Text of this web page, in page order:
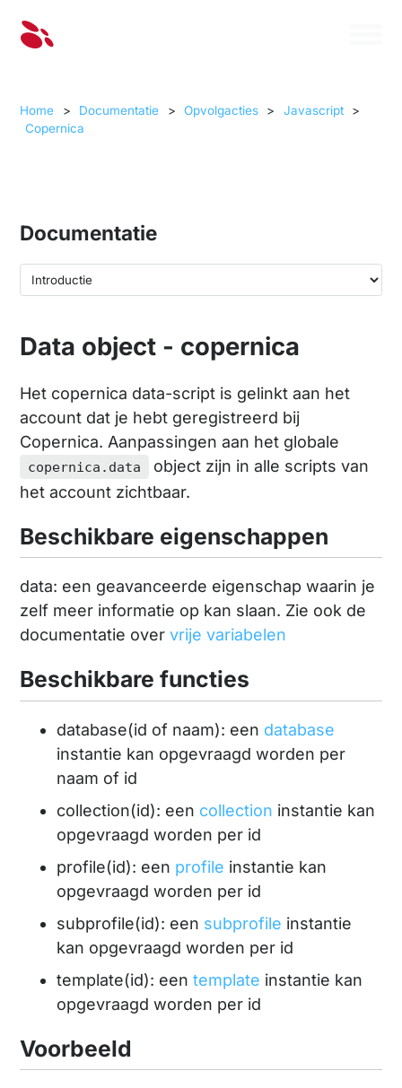
Home > Documentatie > Opvolgacties > Javascript
>
Copernica
Documentatie
Data object - copernica
Het copernica data-script is gelinkt aan het
account dat je hebt geregistreerd bij
Copernica. Aanpassingen aan het globale
copernica.data
object zijn in alle scripts van
het account zichtbaar.
Beschikbare eigenschappen
data: een geavanceerde eigenschap waarin je
zelf meer informatie op kan slaan. Zie ook de
documentatie overvrije variabelen
Beschikbare functies
database(id of naam): een database
instantie kan opgevraagd worden per
naam of id
collection(id): een collection instantie kan
opgevraagd worden per id
profile(id): een profile instantie kan
opgevraagd worden per id
subprofile(id): een subprofile instantie
kan opgevraagd worden per id
template(id): een template instantie kan
opgevraagd worden per id
Voorbeeld